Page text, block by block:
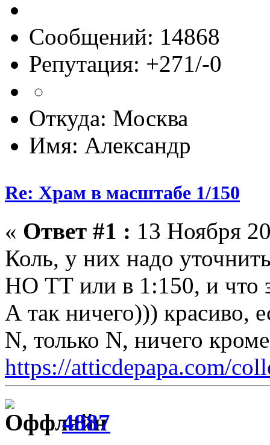
Сообщений: 14868
Репутация: +271/-0
Откуда: Москва
Имя: Александр
Re: Храм в масштабе 1/150
« Ответ #1 : 13 Ноября
Коль, у них надо
НО ТТ или в 1:150, и что
А так ничего))) красиво,
N, только N, ничего
https://atticdepapa.com/
4887